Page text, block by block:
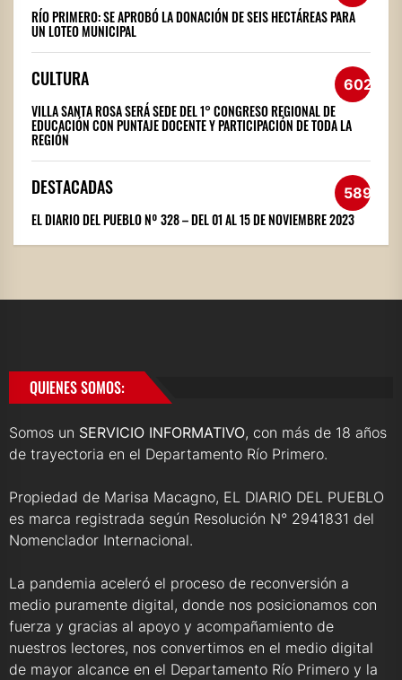
RÍO PRIMERO: SE APROBÓ LA DONACIÓN DE SEIS HECTÁREAS PARA
UN LOTEO MUNICIPAL
CULTURA 602
VILLA SANTA ROSA SERÁ SEDE DEL 1° CONGRESO REGIONAL DE
EDUCACIÓN CON PUNTAJE DOCENTE Y PARTICIPACIÓN DE TODA LA
REGIÓN
DESTACADAS 589
EL DIARIO DEL PUEBLO Nº 328 – DEL 01 AL 15 DE NOVIEMBRE 2023
QUIENES SOMOS:
Somos un SERVICIO INFORMATIVO, con más de 18 años
de trayectoria en el Departamento Río Primero.
Propiedad de Marisa Macagno, EL DIARIO DEL PUEBLO
es marca registrada según Resolución N° 2941831 del
Nomenclador Internacional.
La pandemia aceleró el proceso de reconversión a
medio puramente digital, donde nos posicionamos con
fuerza y gracias al apoyo y acompañamiento de
nuestros lectores, nos convertimos en el medio digital
de mayor alcance en el Departamento Río Primero y la